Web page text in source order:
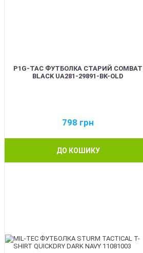
P1G-TAC ФУТБОЛКА СТАРИЙ COMBAT
BLACK UA281-29891-BK-OLD
798 грн
ДО КОШИКУ